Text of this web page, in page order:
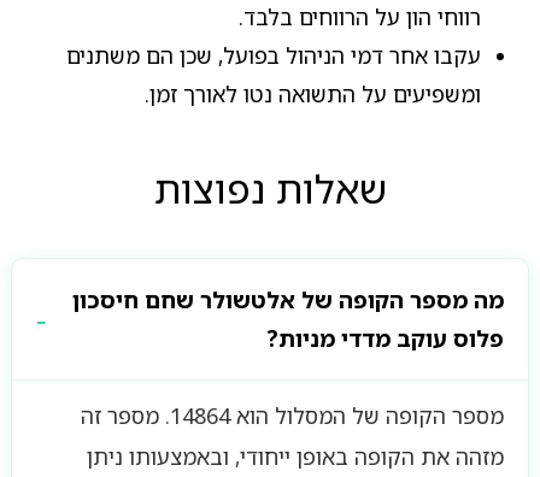
רווחי הון על הרווחים בלבד.
עקבו אחר דמי הניהול בפועל, שכן הם משתנים
ומשפיעים על התשואה נטו לאורך זמן.
שאלות נפוצות
מה מספר הקופה של אלטשולר שחם חיסכון
פלוס עוקב מדדי מניות?
מספר הקופה של המסלול הוא 14864. מספר זה
מזהה את הקופה באופן ייחודי, ובאמצעותו ניתן